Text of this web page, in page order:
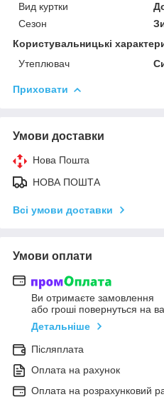
Вид куртки
Сезон
Користувальницькі
Утеплювач
Приховати
Умови доставки
Нова Пошта
НОВА ПОШТА
Всі умови доставки
Умови оплати
Ви отримаєте замовлення
або гроші повернуться на
Детальніше
Післяплата
Оплата на рахунок
Оплата на розрахунковий